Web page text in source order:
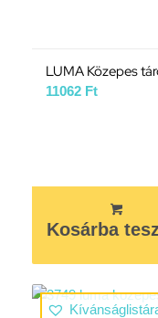
LUMA Közepes
11062 Ft
Kosárba